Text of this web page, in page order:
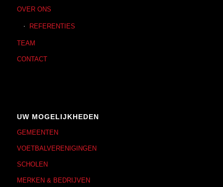
OVER ONS
REFERENTIES
TEAM
CONTACT
UW MOGELIJKHEDEN
GEMEENTEN
VOETBALVERENIGINGEN
SCHOLEN
MERKEN & BEDRIJVEN